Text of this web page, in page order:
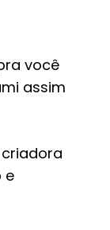
você
assim
e